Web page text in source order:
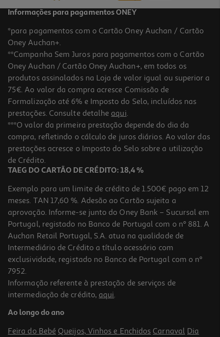
Apple Ipad Air 11" Wi-Fi M4 256gb Starlight
969.99 €/un
969,99 €
Apple Ipad Air 13'' M4 256gb Space Gray
1169.99 €/un
1.169,99 €
Informações para pagamentos ONEY
*para pagamentos com o Cartão Oney Auchan / Cartão
Oney Auchan+.
**Campanha Sem Juros para pagamentos com o Cartão
Oney Auchan / Cartão Oney Auchan+, em todos os
produtos assinalados na Loja de valor igual ou superior a
75€. Ao valor da compra acresce Comissão de
Formalização até 6% e Imposto do Selo, incluídos nas
prestações. Consulte detalhe aqui.
***O valor da primeira prestação depende do dia da
compra, refletindo o cálculo de juros diários. Ao valor das
prestações acresce o Imposto do Selo sobre a utilização
de Crédito.
TAEG DO CARTÃO DE CRÉDITO: 18,4 %
Exemplo para um limite de crédito de 1.500€ pago em 12
meses. TAN 17,60 %. Adesão ao Cartão sujeita a
aprovação. Informe-se junto do Oney Bank – Sucursal em
Portugal, registado no Banco de Portugal com o nº 881. A
Auchan Retail Portugal, S.A. atua na qualidade de
Intermediário de Crédito a título acessório com
exclusividade, registado no Banco de Portugal com o nº
7952.
Informação referente à prestação de serviços de
intermediação de crédito, aqui.
Ao longo do ano
Feira do Bebé Queijos, Vinhos e Enchidos Carnaval Dia